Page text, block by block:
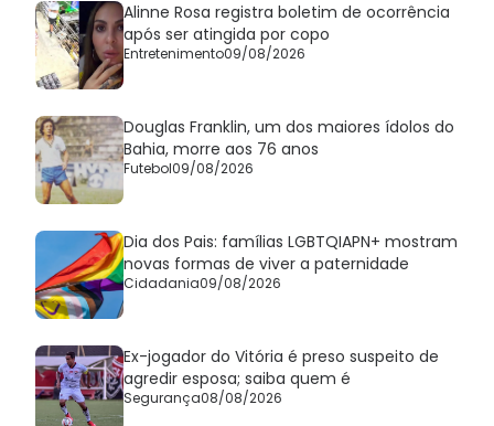
Alinne Rosa registra boletim de ocorrência
após ser atingida por copo
Entretenimento09/08/2026
Douglas Franklin, um dos maiores ídolos do
Bahia, morre aos 76 anos
Futebol09/08/2026
Dia dos Pais: famílias LGBTQIAPN+ mostram
novas formas de viver a paternidade
Cidadania09/08/2026
Ex-jogador do Vitória é preso suspeito de
agredir esposa; saiba quem é
Segurança08/08/2026